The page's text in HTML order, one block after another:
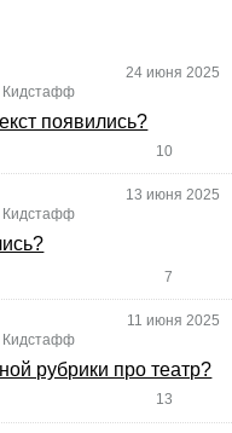
24 июня 2025
Кидстафф
появились?
10
13 июня 2025
Кидстафф
7
11 июня 2025
Кидстафф
рубрики про театр?
13